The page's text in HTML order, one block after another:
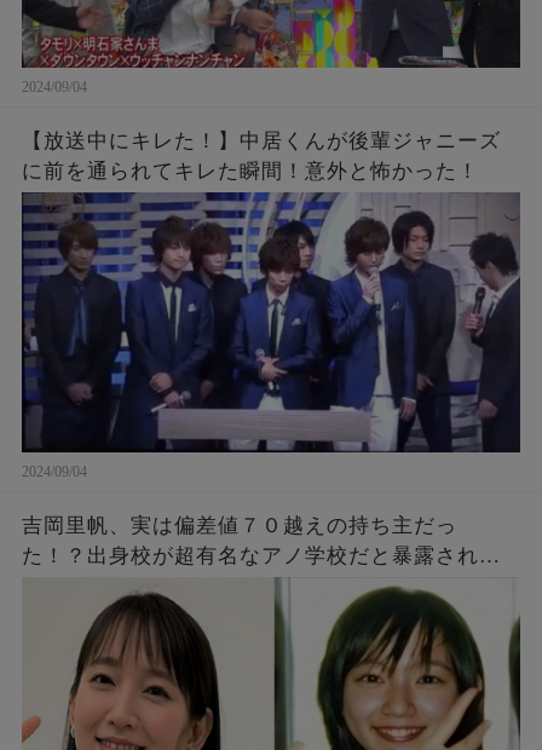
2024/09/04
【放送中にキレた！】中居くんが後輩ジャニーズ
に前を通られてキレた瞬間！意外と怖かった！
2024/09/04
吉岡里帆、実は偏差値７０越えの持ち主だっ
た！？出身校が超有名なアノ学校だと暴露され
「あえて言わなかったの好感」「才色兼備じゃ